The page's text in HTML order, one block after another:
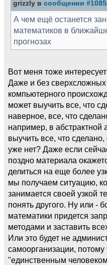
grizzly в сообщении
А чем ещё останется
математиков в
прогнозах
Вот меня тоже
Даже и без сверхсложных
компьютерного
может выучить все, что
наверное, все, что
например, в абстрактной
выучить все, что
уже нет? Даже если
поздно материала
делиться на еще более
мы получаем ситуацию,
занимается своей узкой
понять другого. Ну или -
математики придется
методами и заставить
Или это будет не
самоорганизации,
"единственным